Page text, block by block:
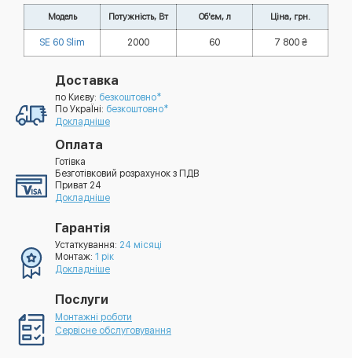
Модель Потужність, Вт Об'єм, л Ціна, грн.
SE 60 Slim 2000 60 7 800 ₴
Доставка
по Києву: безкоштовно*
По УкраЇні: безкоштовно*
Докладніше
Оплата
Готівка
Безготівковий розрахунок з ПДВ
Приват 24
Докладніше
Гарантія
Устаткування: 24 місяці
Монтаж: 1 рік
Докладніше
Послуги
Монтажні роботи
Сервісне обслуговування